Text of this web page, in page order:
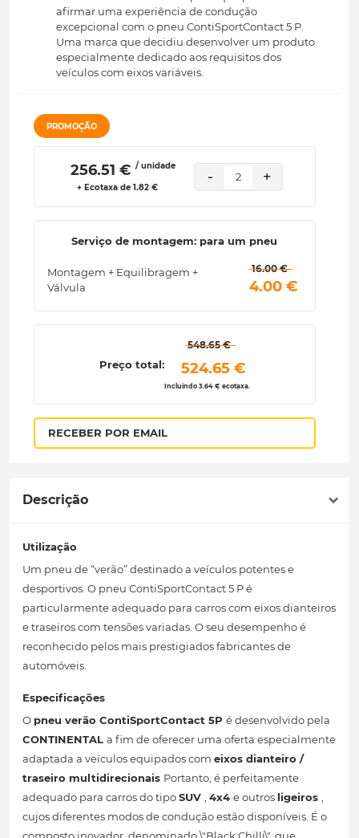
afirmar uma experiência de condução
excepcional com o pneu ContiSportContact 5 P.
Uma marca que decidiu desenvolver um produto
especialmente dedicado aos requisitos dos
veículos com eixos variáveis.
PROMOÇÃO
256.51 € / unidade
+ Ecotaxa de 1.82 €
- 2 +
Serviço de montagem: para um pneu
Montagem + Equilibragem +
Válvula
16.00 €
4.00 €
Preço total:
548.65 €
524.65 €
Incluindo 3.64 € ecotaxa.
RECEBER POR EMAIL
Descrição
Utilização
Um pneu de “verão” destinado a veículos potentes e
desportivos. O pneu ContiSportContact 5 P é
particularmente adequado para carros com eixos dianteiros
e traseiros com tensões variadas. O seu desempenho é
reconhecido pelos mais prestigiados fabricantes de
automóveis.
Especificações
O pneu verão ContiSportContact 5P é desenvolvido pela
CONTINENTAL a fim de oferecer uma oferta especialmente
adaptada a veículos equipados com eixos dianteiro /
traseiro multidirecionais Portanto, é perfeitamente
adequado para carros do tipoSUV , 4x4 e outros ligeiros ,
cujos diferentes modos de condução estão disponíveis. É o